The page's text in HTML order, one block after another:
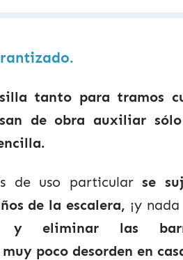
tanto para tramos
de obra auxiliar
de uso particular se
de la escalera, ¡y
eliminar las
poco desorden en